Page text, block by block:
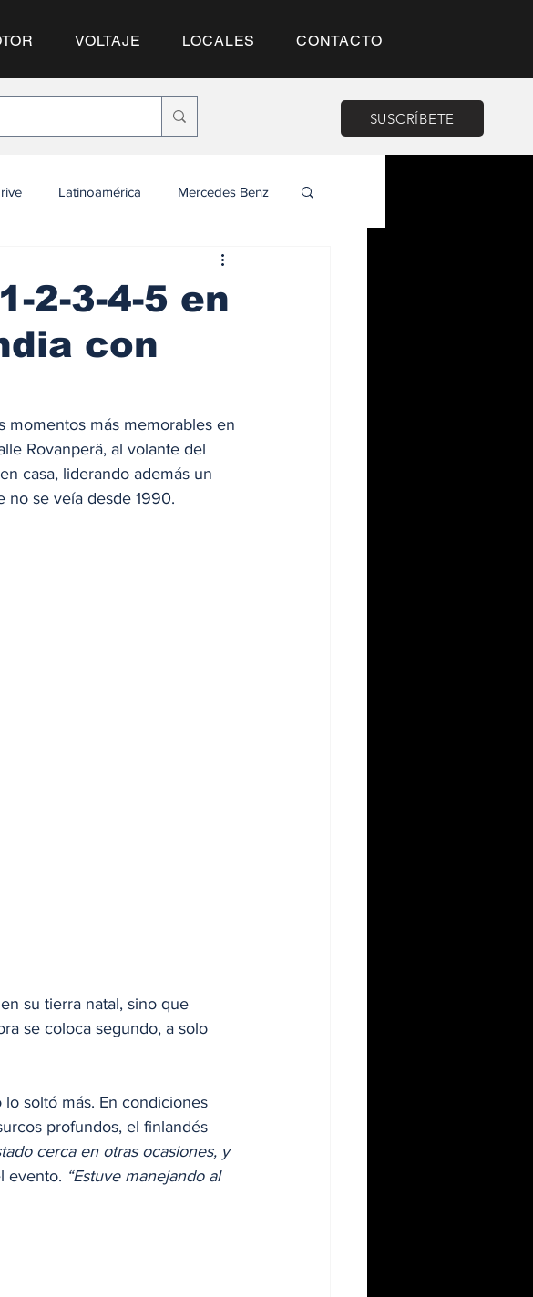
VOLTAJE LOCALES CONTACTO
SUSCRÍBETE
Latinoamérica Mercedes Benz
2-3-4-5 en
con
momentos más memorables en
Rovanperä, al volante del
casa, liderando además un
no se veía desde 1990.
su tierra natal, sino que
se coloca segundo, a solo
soltó más. En condiciones
profundos, el finlandés
cerca en otras ocasiones, y
evento. “Estuve manejando al